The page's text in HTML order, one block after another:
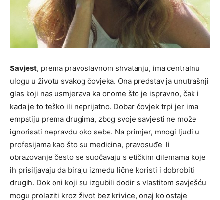
Savjest, prema pravoslavnom shvatanju, ima centralnu
ulogu u životu svakog čovjeka. Ona predstavlja unutrašnji
glas koji nas usmjerava ka onome što je ispravno, čak i
kada je to teško ili neprijatno. Dobar čovjek trpi jer ima
empatiju prema drugima, zbog svoje savjesti ne može
ignorisati nepravdu oko sebe. Na primjer, mnogi ljudi u
profesijama kao što su medicina, pravosuđe ili
obrazovanje često se suočavaju s etičkim dilemama koje
ih prisiljavaju da biraju između lične koristi i dobrobiti
drugih. Dok oni koji su izgubili dodir s vlastitom savješću
mogu prolaziti kroz život bez krivice, onaj ko ostaje